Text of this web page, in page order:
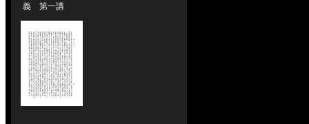
義 第一講